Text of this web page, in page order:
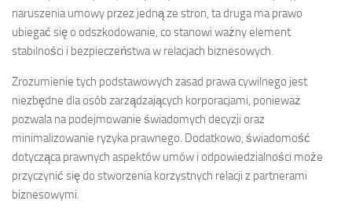
naruszenia umowy przez jedną ze stron, ta druga ma prawo
ubiegać się o odszkodowanie, co stanowi ważny element
stabilności i bezpieczeństwa w relacjach biznesowych.
Zrozumienie tych podstawowych zasad prawa cywilnego jest
niezbędne dla osób zarządzających korporacjami, ponieważ
pozwala na podejmowanie świadomych decyzji oraz
minimalizowanie ryzyka prawnego. Dodatkowo, świadomość
dotycząca prawnych aspektów umów i odpowiedzialności może
przyczynić się do stworzenia korzystnych relacji z partnerami
biznesowymi.